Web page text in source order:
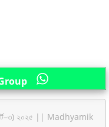
(পার্ট–৩) ২০২৫ || Madhyamik